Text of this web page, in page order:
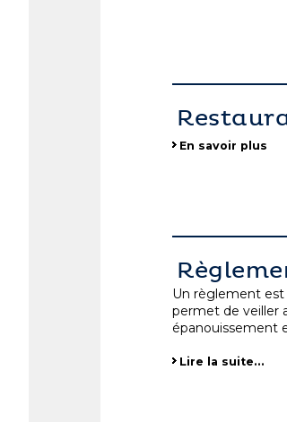
En savoir plus
Un règlement
permet de veiller
épanouissement
Lire la suite…